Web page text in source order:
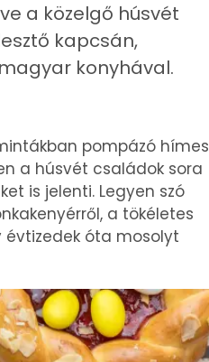
a közelgő húsvét
kapcsán,
konyhával.
pompázó hímes
a húsvét családok sora
is jelenti. Legyen szó
a tökéletes
évtizedek óta mosolyt